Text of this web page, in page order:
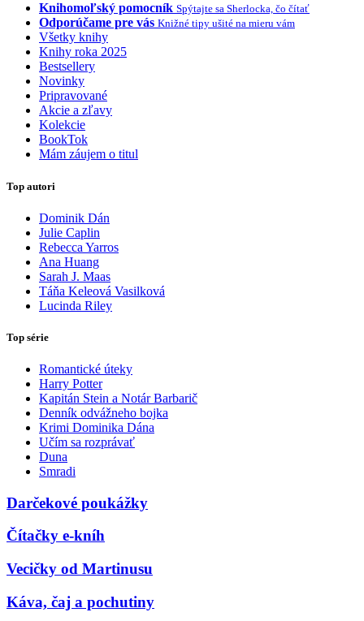
Knihomoľský pomocník Spýtajte sa Sherlocka, čo čítať
Odporúčame pre vás Knižné tipy ušité na mieru vám
Všetky knihy
Knihy roka 2025
Bestsellery
Novinky
Pripravované
Akcie a zľavy
Kolekcie
BookTok
Mám záujem o titul
Top autori
Dominik Dán
Julie Caplin
Rebecca Yarros
Ana Huang
Sarah J. Maas
Táňa Keleová Vasilková
Lucinda Riley
Top série
Romantické úteky
Harry Potter
Kapitán Stein a Notár Barbarič
Denník odvážneho bojka
Krimi Dominika Dána
Učím sa rozprávať
Duna
Smradi
Darčekové poukážky
Čítačky e-kníh
Vecičky od Martinusu
Káva, čaj a pochutiny